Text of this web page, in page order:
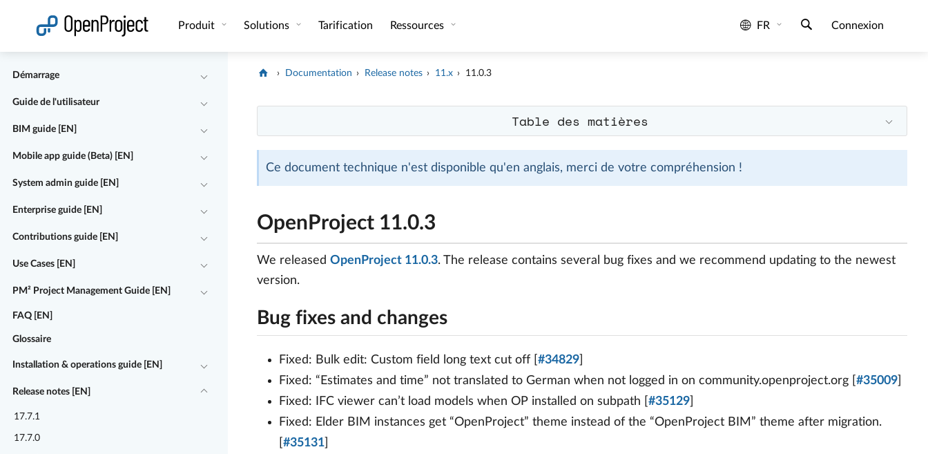
Produit Solutions Tarification Ressources FR Connexion
Démarrage
Guide de l'utilisateur
BIM guide [EN]
Mobile app guide (Beta) [EN]
System admin guide [EN]
Enterprise guide [EN]
Contributions guide [EN]
Use Cases [EN]
PM² Project Management Guide [EN]
FAQ [EN]
Glossaire
Installation & operations guide [EN]
Release notes [EN]
17.7.1
17.7.0
Documentation Release notes 11.x 11.0.3
Table des matières
Ce document technique n'est disponible qu'en anglais, merci de votre compréhension !
OpenProject 11.0.3
We released OpenProject 11.0.3. The release contains several bug fixes and we recommend updating to the newest
version.
Bug fixes and changes
Fixed: Bulk edit: Custom field long text cut off [ #34829
Fixed: “Estimates and time” not translated to German when not logged in on community.openproject.org [ #35009
Fixed: IFC viewer can’t load models when OP installed on subpath [ #35129
Fixed: Elder BIM instances get “OpenProject” theme instead of the “OpenProject BIM” theme after migration.
#35131